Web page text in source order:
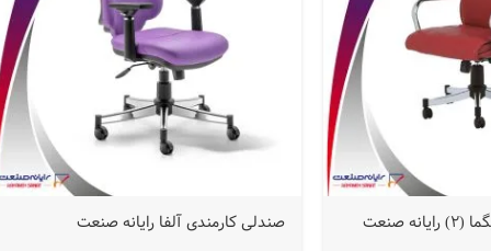
صنعت صندلی کارمندی آلفا رایانه صنعت